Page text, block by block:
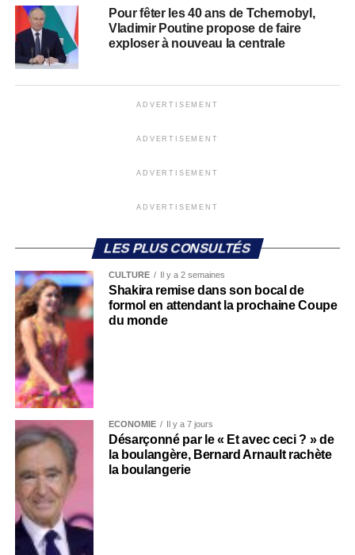
Pour fêter les 40 ans de Tchernobyl,
Vladimir Poutine propose de faire
exploser à nouveau la centrale
ADVERTISEMENT
ADVERTISEMENT
ADVERTISEMENT
ADVERTISEMENT
LES PLUS CONSULTÉS
CULTURE Il y a 2 semaines
Shakira remise dans son bocal de
formol en attendant la prochaine Coupe
du monde
ECONOMIE Il y a 7 jours
Désarçonné par le « Et avec ceci ? » de
la boulangère, Bernard Arnault rachète
la boulangerie